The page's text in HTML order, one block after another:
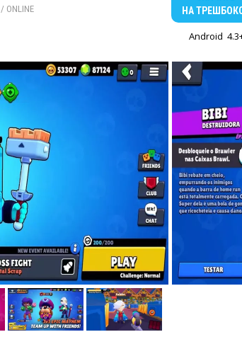
/ ONLINE
НА
Android